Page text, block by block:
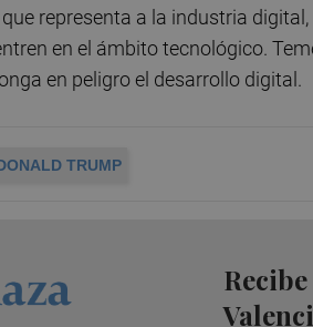
representa a la industria
en el ámbito tecnológico.
en peligro el desarrollo digital.
TRUMP